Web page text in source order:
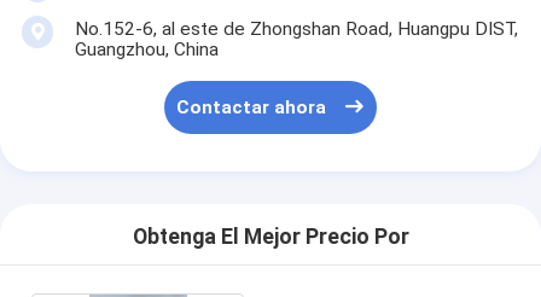
No.152-6, al este de Zhongshan Road, Huangpu DIST,
Guangzhou, China
Contactar ahora
Obtenga El Mejor Precio Por